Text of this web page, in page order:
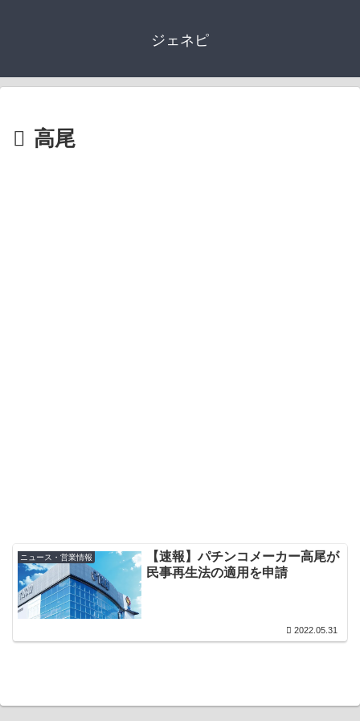
ジェネピ
高尾
ニュース・営業情報
【速報】パチンコメーカー高尾が
民事再生法の適用を申請
2022.05.31